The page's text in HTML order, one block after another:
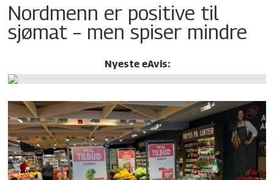
Nordmenn er positive til
sjømat – men spiser mindre
Nyeste eAvis: